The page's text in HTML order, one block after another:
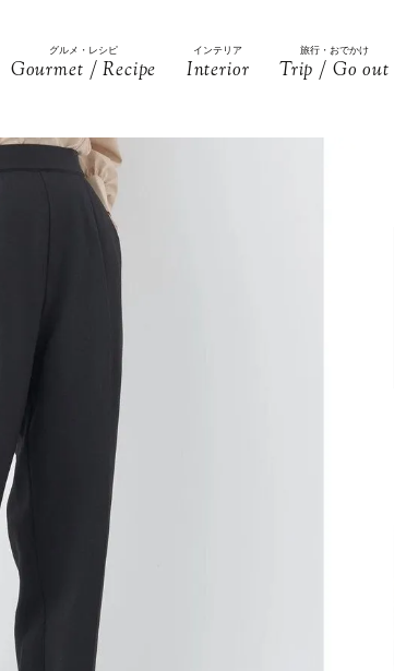
グルメ・レシピ
Gourmet / Recipe
インテリア
Interior
旅行・おでかけ
Trip / Go out